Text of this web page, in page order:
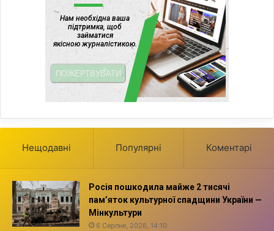
Нещодавні Популярні Коментарі
Росія пошкодила майже 2 тисячі
пам’яток культурної спадщини України —
Мінкультури
6 Серпня, 2026, 14:10